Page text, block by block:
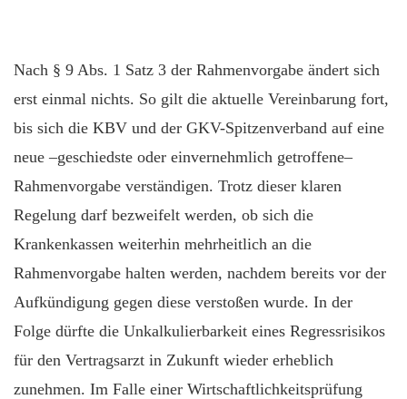
Nach § 9 Abs. 1 Satz 3 der Rahmenvorgabe ändert sich
erst einmal nichts. So gilt die aktuelle Vereinbarung fort,
bis sich die KBV und der GKV-Spitzenverband auf eine
neue –geschiedste oder einvernehmlich getroffene–
Rahmenvorgabe verständigen. Trotz dieser klaren
Regelung darf bezweifelt werden, ob sich die
Krankenkassen weiterhin mehrheitlich an die
Rahmenvorgabe halten werden, nachdem bereits vor der
Aufkündigung gegen diese verstoßen wurde. In der
Folge dürfte die Unkalkulierbarkeit eines Regressrisikos
für den Vertragsarzt in Zukunft wieder erheblich
zunehmen. Im Falle einer Wirtschaftlichkeitsprüfung